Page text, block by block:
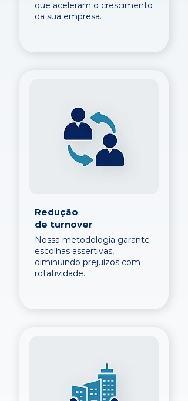
que aceleram o crescimento
da sua empresa.
Redução
de turnover
Nossa metodologia garante
escolhas assertivas,
diminuindo prejuízos com
rotatividade.